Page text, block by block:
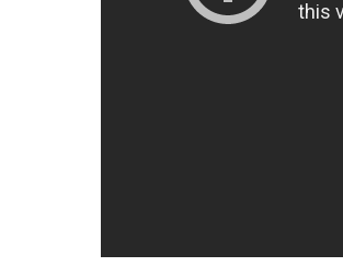
DEPORTES